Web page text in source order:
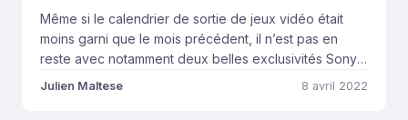
Même si le calendrier de sortie de jeux vidéo était
moins garni que le mois précédent, il n’est pas en
reste avec notamment deux belles exclusivités Sony :
Gran Turismo 7 et Ghostwire Tokyo. Alors quel fut le
Julien Maltese 8 avril 2022